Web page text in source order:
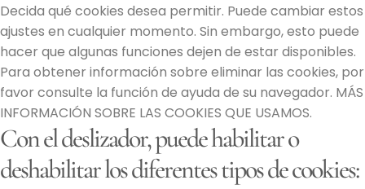
Decida qué cookies desea permitir. Puede cambiar estos
ajustes en cualquier momento. Sin embargo, esto puede
hacer que algunas funciones dejen de estar disponibles.
Para obtener información sobre eliminar las cookies, por
favor consulte la función de ayuda de su navegador. MÁS
INFORMACIÓN SOBRE LAS COOKIES QUE USAMOS.
Con el deslizador, puede habilitar o
deshabilitar los diferentes tipos de cookies: